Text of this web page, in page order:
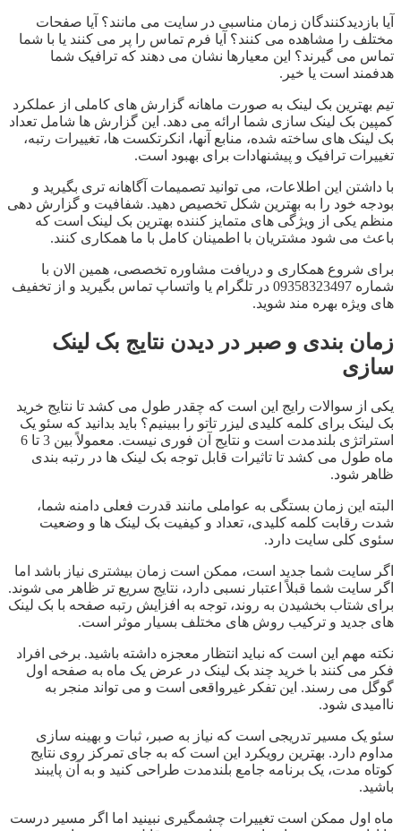
آیا بازدیدکنندگان زمان مناسبی در سایت می مانند؟ آیا صفحات
مختلف را مشاهده می کنند؟ آیا فرم تماس را پر می کنند یا با شما
تماس می گیرند؟ این معیارها نشان می دهند که ترافیک شما
هدفمند است یا خیر.
تیم بهترین بک لینک به صورت ماهانه گزارش های کاملی از عملکرد
کمپین بک لینک سازی شما ارائه می دهد. این گزارش ها شامل تعداد
بک لینک های ساخته شده، منابع آنها، انکرتکست ها، تغییرات رتبه،
تغییرات ترافیک و پیشنهادات برای بهبود است.
با داشتن این اطلاعات، می توانید تصمیمات آگاهانه تری بگیرید و
بودجه خود را به بهترین شکل تخصیص دهید. شفافیت و گزارش دهی
منظم یکی از ویژگی های متمایز کننده بهترین بک لینک است که
باعث می شود مشتریان با اطمینان کامل با ما همکاری کنند.
برای شروع همکاری و دریافت مشاوره تخصصی، همین الان با
شماره 09358323497 در تلگرام یا واتساپ تماس بگیرید و از تخفیف
های ویژه بهره مند شوید.
زمان بندی و صبر در دیدن نتایج بک لینک
سازی
یکی از سوالات رایج این است که چقدر طول می کشد تا نتایج خرید
بک لینک برای کلمه کلیدی لیزر تاتو را ببینیم؟ باید بدانید که سئو یک
استراتژی بلندمدت است و نتایج آن فوری نیست. معمولاً بین 3 تا 6
ماه طول می کشد تا تاثیرات قابل توجه بک لینک ها در رتبه بندی
ظاهر شود.
البته این زمان بستگی به عواملی مانند قدرت فعلی دامنه شما،
شدت رقابت کلمه کلیدی، تعداد و کیفیت بک لینک ها و وضعیت
سئوی کلی سایت دارد.
اگر سایت شما جدید است، ممکن است زمان بیشتری نیاز باشد اما
اگر سایت شما قبلاً اعتبار نسبی دارد، نتایج سریع تر ظاهر می شوند.
برای شتاب بخشیدن به روند، توجه به افزایش رتبه صفحه با بک لینک
های جدید و ترکیب روش های مختلف بسیار موثر است.
نکته مهم این است که نباید انتظار معجزه داشته باشید. برخی افراد
فکر می کنند با خرید چند بک لینک در عرض یک ماه به صفحه اول
گوگل می رسند. این تفکر غیرواقعی است و می تواند منجر به
ناامیدی شود.
سئو یک مسیر تدریجی است که نیاز به صبر، ثبات و بهینه سازی
مداوم دارد. بهترین رویکرد این است که به جای تمرکز روی نتایج
کوتاه مدت، یک برنامه جامع بلندمدت طراحی کنید و به آن پایبند
باشید.
ماه اول ممکن است تغییرات چشمگیری نبینید اما اگر مسیر درست